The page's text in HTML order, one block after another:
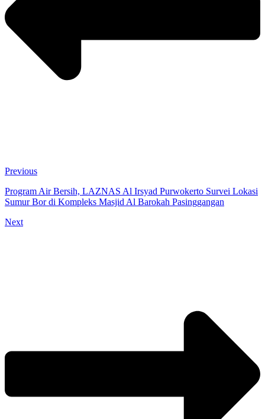
Previous
Program Air Bersih, LAZNAS Al Irsyad Purwokerto Survei Lokasi
Sumur Bor di Kompleks Masjid Al Barokah Pasinggangan
Next